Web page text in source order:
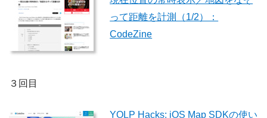
って距離を計測（1/2）：
CodeZine
３回目
YOLP Hacks: iOS Map SDKの使い